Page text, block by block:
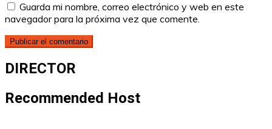
Guarda mi nombre, correo electrónico y web en este
navegador para la próxima vez que comente.
DIRECTOR
Recommended Host